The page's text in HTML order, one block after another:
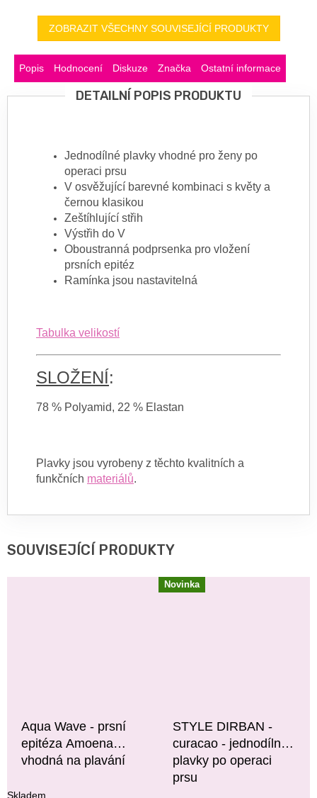
ZOBRAZIT VŠECHNY SOUVISEJÍCÍ PRODUKTY
Popis Hodnocení Diskuze Značka Ostatní informace
DETAILNÍ POPIS PRODUKTU
Jednodílné plavky vhodné pro ženy po
operaci prsu
V osvěžující barevné kombinaci s květy a
černou klasikou
Zeštíhlující střih
Výstřih do V
Oboustranná podprsenka pro vložení
prsních epitéz
Ramínka jsou nastavitelná
Tabulka velikostí
SLOŽENÍ:
78 % Polyamid, 22 % Elastan
Plavky jsou vyrobeny z těchto kvalitních a
funkčních materiálů.
SOUVISEJÍCÍ PRODUKTY
Aqua Wave - prsní
epitéza Amoena
vhodná na plavání
Skladem
Novinka
STYLE DIRBAN -
curacao - jednodílné
plavky po operaci
prsu